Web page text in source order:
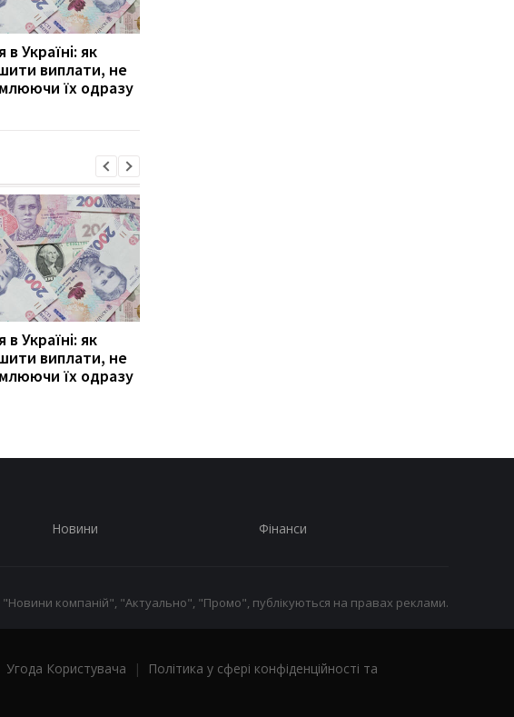
в Україні: як
виплати, не
їх одразу
в Україні: як
виплати, не
їх одразу
Новини Фінанси
компаній", "Актуально", "Промо", публікуються на правах реклами.
Угода Користувача |
Політика у сфері конфіденційності та